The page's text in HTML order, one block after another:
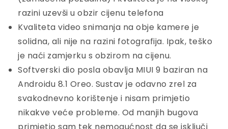
razini uzevši u obzir cijenu telefona
Kvaliteta video snimanja na obje kamere je
solidna, ali nije na razini fotografija. Ipak, teško
je naći zamjerku s obzirom na cijenu.
Softverski dio posla obavlja MIUI 9 baziran na
Androidu 8.1 Oreo. Sustav je odavno zrel za
svakodnevno korištenje i nisam primjetio
nikakve veće probleme. Od manjih bugova
primjetio sam tek nemogućnost da se isključi